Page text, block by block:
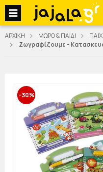
jajala Menu
ΑΡΧΙΚΗ ΜΩΡΟ & ΠΑΙΔΙ
Ζωγραφίζουμε -
-30%